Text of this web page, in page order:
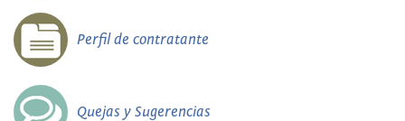
Perfil de contratante
Quejas y Sugerencias